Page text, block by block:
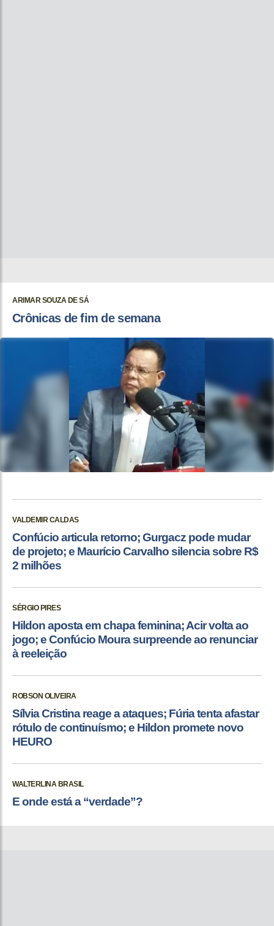
ARIMAR SOUZA DE SÁ
Crônicas de fim de semana
VALDEMIR CALDAS
Confúcio articula retorno; Gurgacz pode mudar
de projeto; e Maurício Carvalho silencia sobre R$
2 milhões
SÉRGIO PIRES
Hildon aposta em chapa feminina; Acir volta ao
jogo; e Confúcio Moura surpreende ao renunciar
à reeleição
ROBSON OLIVEIRA
Sílvia Cristina reage a ataques; Fúria tenta afastar
rótulo de continuísmo; e Hildon promete novo
HEURO
WALTERLINA BRASIL
E onde está a “verdade”?